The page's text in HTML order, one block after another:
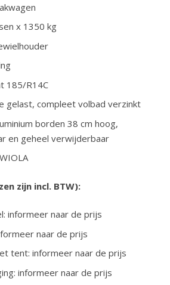
x 1350 kg
185/R14C
gelast, compleet volbad verzinkt
borden 38 cm hoog,
en geheel verwijderbaar
zijn incl. BTW):
informeer naar de prijs
naar de prijs
tent: informeer naar de prijs
informeer naar de prijs